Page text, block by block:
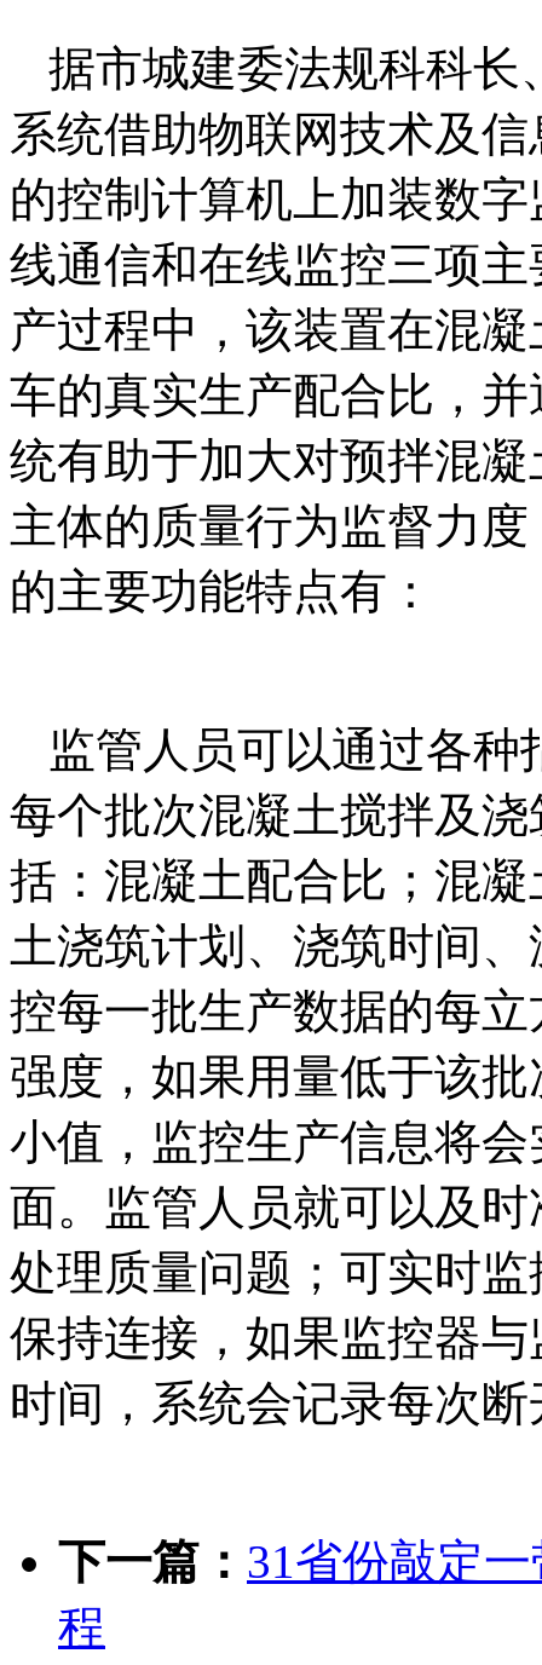
据市城建委法规科科长
系统借助物联网技术及
的控制计算机上加装数
线通信和在线监控三项
产过程中，该装置在混
车的真实生产配合比，
统有助于加大对预拌混
主体的质量行为监督力
的主要功能特点有：
监管人员可以通过各
每个批次混凝土搅拌及
括：混凝土配合比；混
土浇筑计划、浇筑时间
控每一批生产数据的每
强度，如果用量低于该
小值，监控生产信息将
面。监管人员就可以及
处理质量问题；可实时
保持连接，如果监控器
时间，系统会记录每次
下一篇： 31省份敲定
程